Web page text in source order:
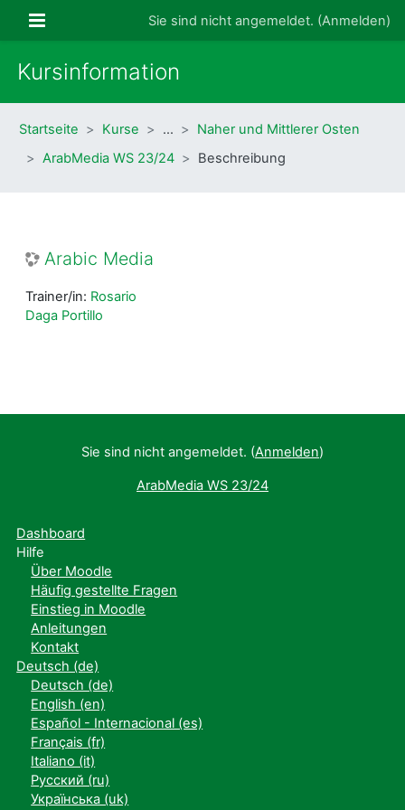
Website-ÜbersichtSie sind nicht angemeldet. (Anmelden)
Kursinformation
Startseite Kurse …
Naher und Mittlerer Osten
ArabMedia WS 23/24
Beschreibung
Arabic Media
Trainer/in: Rosario
Daga Portillo
Sie sind nicht angemeldet. (Anmelden)
ArabMedia WS 23/24
Dashboard
Hilfe
Über Moodle
Häufig gestellte Fragen
Einstieg in Moodle
Anleitungen
Kontakt
Deutsch ‎(de)‎
Deutsch ‎(de)‎
English ‎(en)‎
Español - Internacional ‎(es)‎
Français ‎(fr)‎
Italiano ‎(it)‎
Русский ‎(ru)‎
Українська ‎(uk)‎